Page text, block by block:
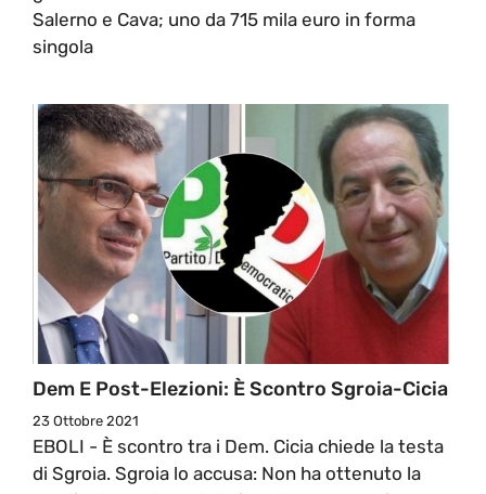
Salerno e Cava; uno da 715 mila euro in forma
singola
Dem E Post-Elezioni: È Scontro Sgroia-Cicia
23 Ottobre 2021
EBOLI - È scontro tra i Dem. Cicia chiede la testa
di Sgroia. Sgroia lo accusa: Non ha ottenuto la